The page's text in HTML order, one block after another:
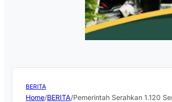
BERITA
Home/BERITA/Pemerintah Serahkan 1.120